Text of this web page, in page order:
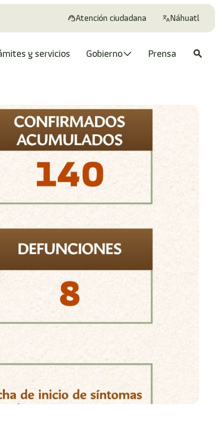
Atención ciudadana Náhuatl
y servicios Gobierno Prensa search